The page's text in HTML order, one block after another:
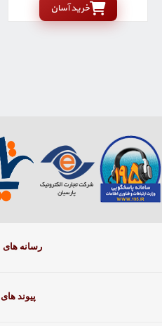
خرید آسان
رسانه های
پیوند